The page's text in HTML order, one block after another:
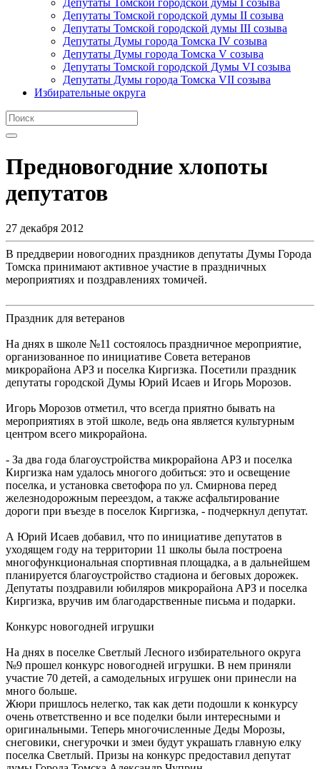
Депутаты Томской городской думы II созыва
Депутаты Томской городской думы III созыва
Депутаты Думы города Томска IV созыва
Депутаты Думы города Томска V созыва
Депутаты Томской городской Думы VI созыва
Депутаты Думы города Томска VII созыва
Избирательные округа
Предновогодние хлопоты
депутатов
27 декабря 2012
В преддверии новогодних праздников депутаты Думы Города
Томска принимают активное участие в праздничных
мероприятиях и поздравлениях томичей.
Праздник для ветеранов
На днях в школе №11 состоялось праздничное мероприятие,
организованное по инициативе Совета ветеранов
микрорайона АРЗ и поселка Киргизка. Посетили праздник
депутаты городской Думы Юрий Исаев и Игорь Морозов.
Игорь Морозов отметил, что всегда приятно бывать на
мероприятиях в этой школе, ведь она является культурным
центром всего микрорайона.
- За два года благоустройства микрорайона АРЗ и поселка
Киргизка нам удалось многого добиться: это и освещение
поселка, и установка светофора по ул. Смирнова перед
железнодорожным переездом, а также асфальтирование
дороги при въезде в поселок Киргизка, - подчеркнул депутат.
А Юрий Исаев добавил, что по инициативе депутатов в
уходящем году на территории 11 школы была построена
многофункциональная спортивная площадка, а в дальнейшем
планируется благоустройство стадиона и беговых дорожек.
Депутаты поздравили юбиляров микрорайона АРЗ и поселка
Киргизка, вручив им благодарственные письма и подарки.
Конкурс новогодней игрушки
На днях в поселке Светлый Лесного избирательного округа
№9 прошел конкурс новогодней игрушки. В нем приняли
участие 70 детей, а самодельных игрушек они принесли на
много больше.
Жюри пришлось нелегко, так как дети подошли к конкурсу
очень ответственно и все поделки были интересными и
оригинальными. Теперь многочисленные Деды Морозы,
снеговики, снегурочки и змеи будут украшать главную елку
поселка Светлый. Призы на конкурс предоставил депутат